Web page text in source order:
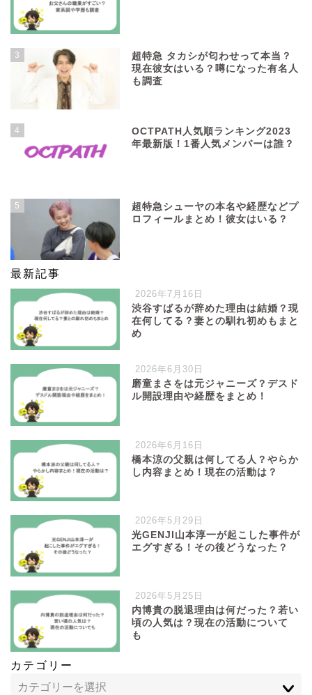
3
超特急 タカシが匂わせって本当？
現在彼女はいる？噂になった有名人
も調査
4
OCTPATH人気順ランキング2023
年最新版！1番人気メンバーは誰？
5
超特急シューヤの本名や経歴などプ
ロフィールまとめ！彼女はいる？
最新記事
2026年7月16日
渋谷すばるが辞めた理由は結婚？現
在何してる？妻との馴れ初めもまと
め
2026年6月30日
磨童まさをは元ジャニーズ？デスド
ル開設理由や経歴をまとめ！
2026年6月16日
橋本涼の父親は何してる人？やらか
し内容まとめ！現在の活動は？
2026年5月29日
光GENJI山本淳一が起こした事件が
エグすぎる！その後どうなった？
2026年5月25日
内博貴の脱退理由は何だった？若い
頃の人気は？現在の活動について
も
カテゴリー